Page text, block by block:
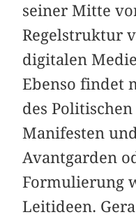
seiner Mitte
Regelstruktur
digitalen
Ebenso findet
des
Manifesten
Avantgarden
Formulierung
Leitideen.